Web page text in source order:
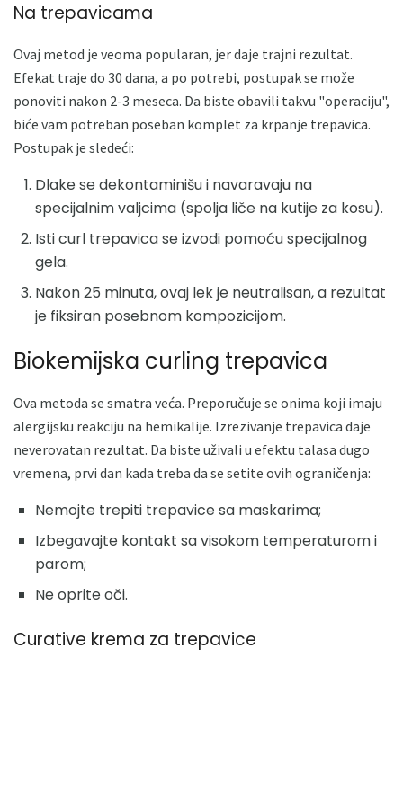
Na trepavicama
Ovaj metod je veoma popularan, jer daje trajni rezultat.
Efekat traje do 30 dana, a po potrebi, postupak se može
ponoviti nakon 2-3 meseca. Da biste obavili takvu "operaciju",
biće vam potreban poseban komplet za krpanje trepavica.
Postupak je sledeći:
Dlake se dekontaminišu i navaravaju na
specijalnim valjcima (spolja liče na kutije za kosu).
Isti curl trepavica se izvodi pomoću specijalnog
gela.
Nakon 25 minuta, ovaj lek je neutralisan, a rezultat
je fiksiran posebnom kompozicijom.
Biokemijska curling trepavica
Ova metoda se smatra veća. Preporučuje se onima koji imaju
alergijsku reakciju na hemikalije. Izrezivanje trepavica daje
neverovatan rezultat. Da biste uživali u efektu talasa dugo
vremena, prvi dan kada treba da se setite ovih ograničenja:
Nemojte trepiti trepavice sa maskarima;
Izbegavajte kontakt sa visokom temperaturom i
parom;
Ne oprite oči.
Curative krema za trepavice